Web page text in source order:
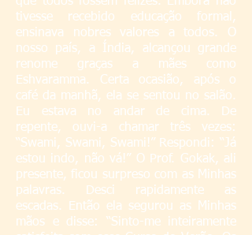
tivesse recebido educação formal,
ensinava nobres valores a todos. O
nosso país, a Índia, alcançou grande
renome graças a mães como
Eshvaramma. Certa ocasião, após o
café da manhã, ela se sentou no salão.
Eu estava no andar de cima. De
repente, ouvi-a chamar três vezes:
“Swami, Swami, Swami!” Respondi: “Já
estou indo, não vá!” O Prof. Gokak, ali
presente, ficou surpreso com as Minhas
palavras. Desci rapidamente as
escadas. Então ela segurou as Minhas
mãos e disse: “Sinto-me inteiramente